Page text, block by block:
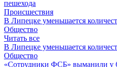
пешехода
Происшествия
В Липецке уменьшается
Общество
Читать все
В Липецке уменьшается
Общество
«Сотрудники ФСБ» выманили у